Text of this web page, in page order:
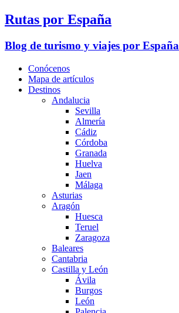
Rutas por España
Blog de turismo y viajes por España
Conócenos
Mapa de artículos
Destinos
Andalucia
Sevilla
Almería
Cádiz
Córdoba
Granada
Huelva
Jaen
Málaga
Asturias
Aragón
Huesca
Teruel
Zaragoza
Baleares
Cantabria
Castilla y León
Ávila
Burgos
León